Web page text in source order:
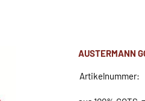
AUSTERMANN
Artikelnummer: